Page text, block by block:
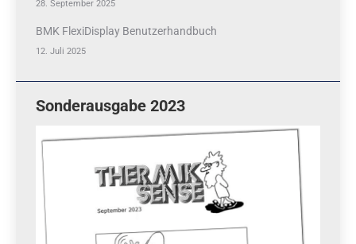
28. September 2025
BMK FlexiDisplay Benutzerhandbuch
12. Juli 2025
Sonderausgabe 2023